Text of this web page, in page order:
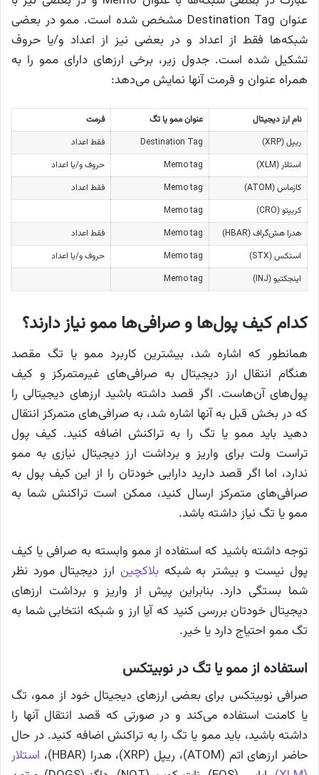
عنوان Destination Tag مشخص شده است. ممو در بعضی
شبکه‌ها فقط از اعداد و در بعضی نیز از اعداد و/یا حروف
تشکیل شده است. جدول زیر، برخی ارزهای دارای ممو را به
همراه عنوان و فرمت آنها نمایش می‌دهد:
نام ارز دیجیتال عنوان ممو یا تگ
فرمت
ریپل (XRP)
Destination Tag
فقط اعداد
استلار (XLM)
Memo tag
حروف و/یا اعداد
کازماس (ATOM)
Memo tag
فقط اعداد
کریپتو (CRO)
Memo tag
هدرا هش‌گراف (HBAR)
Memo tag
فقط اعداد
استکس (STX)
Memo tag
حروف و/یا اعداد
اینجکتیو (INJ)
Memo tag
کدام کیف پول‌ها و صرافی‌ها ممو نیاز دارند؟
همانطور که اشاره شد، بیشترین کاربرد ممو یا تگ مقصد
هنگام انتقال ارز دیجیتال به صرافی‌های غیرمتمرکز و کیف
پول‌های آن‌هاست. اگر قصد داشته باشید ارزهای دیجیتالی را
که در بخش قبل به آنها اشاره شد، به صرافی‌های متمرکز انتقال
دهید باید ممو یا تگ را به تراکنش اضافه کنید. کیف پول
تراست ولت برای واریز و برداشت ارز دیجیتال نیازی به ممو
ندارد، اما اگر قصد دارید دارایی خودتان را از این کیف پول به
صرافی‌های متمرکز ارسال کنید، ممکن است تراکنش شما به
ممو یا تگ نیاز داشته باشد.
توجه داشته باشید که استفاده از ممو وابسته به صرافی یا کیف
پول نیست و بیشتر به شبکهبلاکچین ارز دیجیتال مورد نظر
شما بستگی دارد. بنابراین پیش از واریز و برداشت ارزهای
دیجیتال خودتان بررسی کنید که آیا ارز و شبکه انتخابی شما به
تگ ممو احتیاج دارد یا خیر.
استفاده از ممو یا تگ در نوبیتکس
صرافی نوبیتکس برای بعضی ارزهای دیجیتال خود از ممو، تگ
یا کامنت استفاده می‌کند و در صورتی که قصد انتقال آنها را
داشته باشید، باید ممو یا تگ را به تراکنش اضافه کنید. در حال
حاضر ارزهای اتم (ATOM)، ریپل (XRP)، هدرا (HBAR)،
استلار